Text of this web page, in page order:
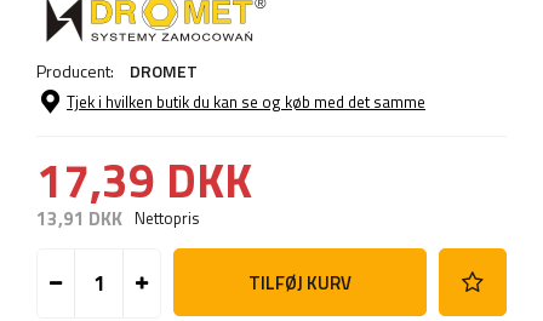
Producent: DROMET
Tjek i hvilken butik du kan se og køb med det samme
17,39 DKK
13,91 DKK Nettopris
TILFØJ KURV